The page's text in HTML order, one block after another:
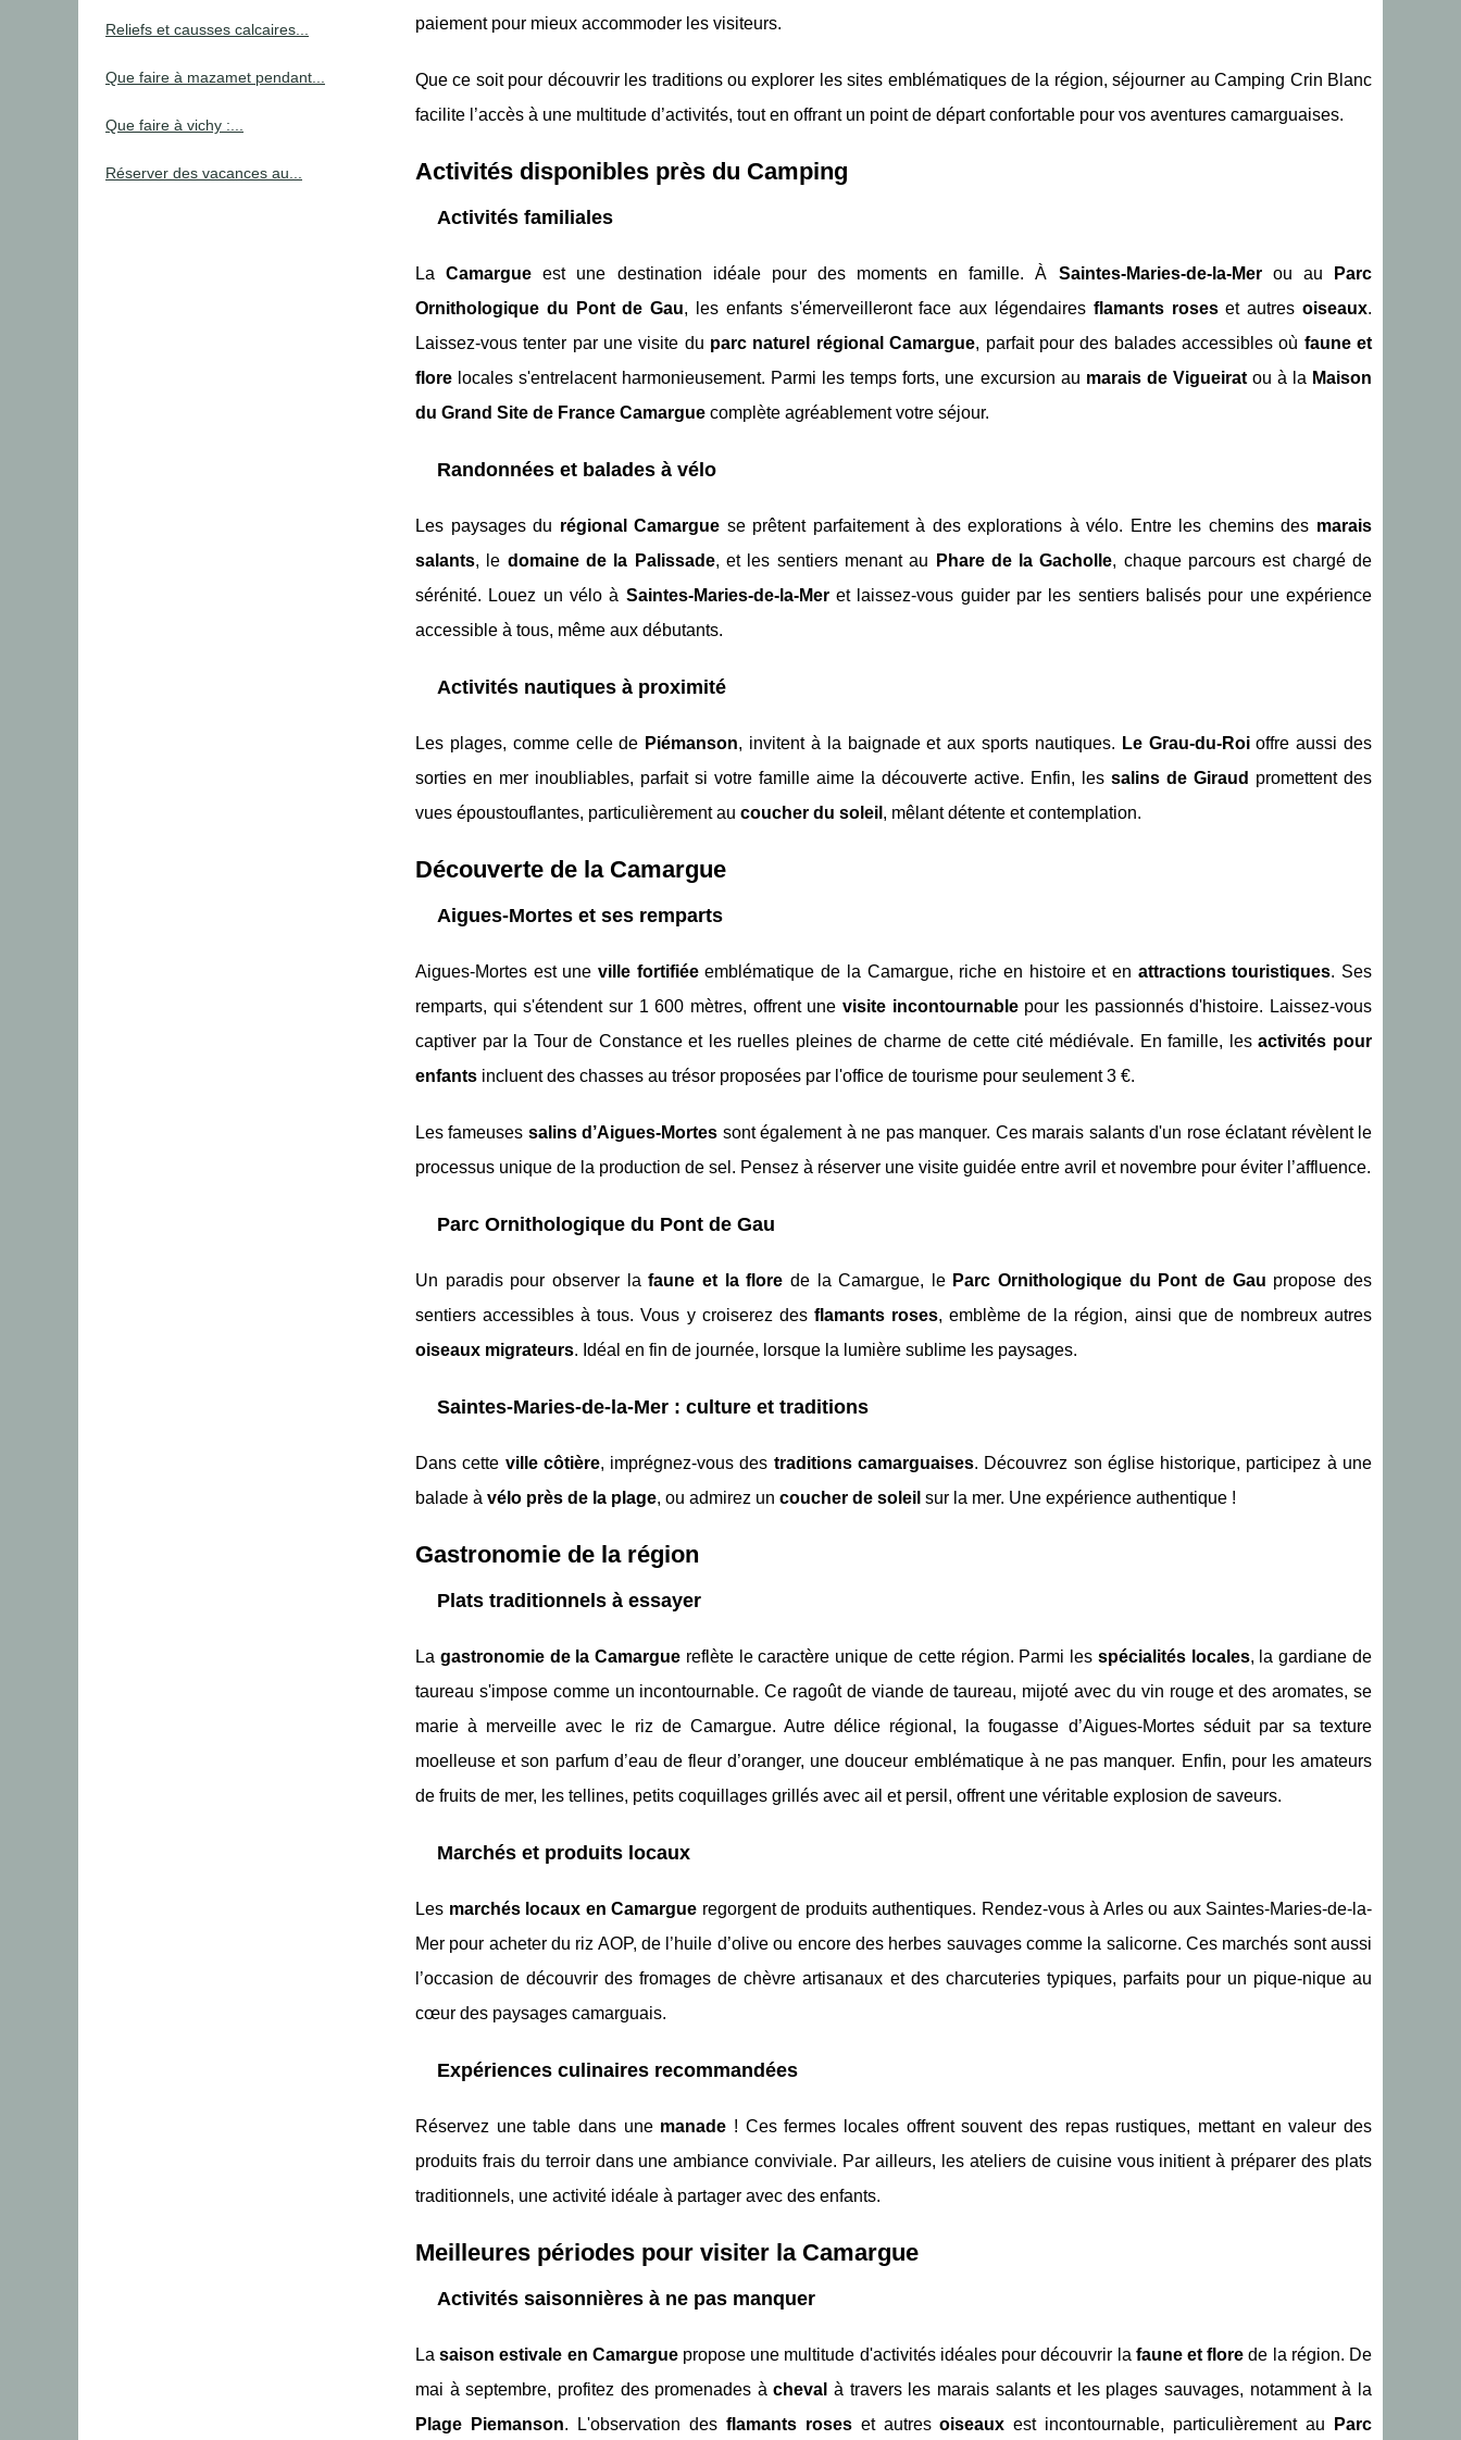
paiement pour mieux accommoder les visiteurs.
Que ce soit pour découvrir les traditions ou explorer les sites emblématiques de la région, séjourner au Camping Crin Blanc
facilite l’accès à une multitude d’activités, tout en offrant un point de départ confortable pour vos aventures camarguaises.
Activités disponibles près du Camping
Activités familiales
LaCamargue est une destination idéale pour des moments en famille. À Saintes-Maries-de-la-Merou au
Parc
Ornithologique du Pont de Gau, les enfants s'émerveilleront face aux légendaires flamants roseset autresoiseaux.
Laissez-vous tenter par une visite du parc naturel régional Camargue, parfait pour des balades accessibles où faune et
flore locales s'entrelacent harmonieusement. Parmi les temps forts, une excursion au marais de Vigueiratou à la Maison
du Grand Site de France Camargue complète agréablement votre séjour.
Randonnées et balades à vélo
Les paysages du régional Camargue se prêtent parfaitement à des explorations à vélo. Entre les chemins des marais
salants, le domaine de la Palissade, et les sentiers menant au Phare de la Gacholle, chaque parcours est chargé de
sérénité. Louez un vélo à Saintes-Maries-de-la-Meret laissez-vous guider par les sentiers balisés pour une expérience
accessible à tous, même aux débutants.
Activités nautiques à proximité
Les plages, comme celle de Piémanson, invitent à la baignade et aux sports nautiques. Le Grau-du-Roioffre aussi des
sorties en mer inoubliables, parfait si votre famille aime la découverte active. Enfin, les salins de Giraud promettent des
vues époustouflantes, particulièrement au coucher du soleil , mêlant détente et contemplation.
Découverte de la Camargue
Aigues-Mortes et ses remparts
Aigues-Mortes est uneville fortifiéeemblématique de la Camargue, riche en histoire et en attractions touristiques. Ses
remparts, qui s'étendent sur 1 600 mètres, offrent une visite incontournablepour les passionnés d'histoire. Laissez-vous
captiver par la Tour de Constance et les ruelles pleines de charme de cette cité médiévale. En famille, lesactivités pour
enfants incluent des chasses au trésor proposées par l'office de tourisme pour seulement 3 €.
Les fameuses salins d’Aigues-Mortes sont également à ne pas manquer. Ces marais salants d'un rose éclatant révèlent le
processus unique de la production de sel. Pensez à réserver une visite guidée entre avril et novembre pour éviter l’affluence.
Parc Ornithologique du Pont de Gau
Un paradis pour observer lafaune et la flore de la Camargue, le Parc Ornithologique du Pont de Gau propose des
sentiers accessibles à tous. Vous y croiserez des flamants roses, emblème de la région, ainsi que de nombreux autres
oiseaux migrateurs. Idéal en fin de journée, lorsque la lumière sublime les paysages.
Saintes-Maries-de-la-Mer : culture et traditions
Dans cette ville côtière, imprégnez-vous des traditions camarguaises. Découvrez son église historique, participez à une
balade à vélo près de la plage, ou admirez un coucher de soleil sur la mer. Une expérience authentique !
Gastronomie de la région
Plats traditionnels à essayer
La gastronomie de la Camargue reflète le caractère unique de cette région. Parmi les spécialités locales, la gardiane de
taureau s'impose comme un incontournable. Ce ragoût de viande de taureau, mijoté avec du vin rouge et des aromates, se
marie à merveille avec le riz de Camargue. Autre délice régional, la fougasse d’Aigues-Mortes séduit par sa texture
moelleuse et son parfum d’eau de fleur d’oranger, une douceur emblématique à ne pas manquer. Enfin, pour les amateurs
de fruits de mer, les tellines, petits coquillages grillés avec ail et persil, offrent une véritable explosion de saveurs.
Marchés et produits locaux
Les marchés locaux en Camargue regorgent de produits authentiques. Rendez-vous à Arles ou aux Saintes-Maries-de-la-
Mer pour acheter du riz AOP, de l’huile d’olive ou encore des herbes sauvages comme la salicorne. Ces marchés sont aussi
l’occasion de découvrir des fromages de chèvre artisanaux et des charcuteries typiques, parfaits pour un pique-nique au
cœur des paysages camarguais.
Expériences culinaires recommandées
Réservez une table dans une manade ! Ces fermes locales offrent souvent des repas rustiques, mettant en valeur des
produits frais du terroir dans une ambiance conviviale. Par ailleurs, les ateliers de cuisine vous initient à préparer des plats
traditionnels, une activité idéale à partager avec des enfants.
Meilleures périodes pour visiter la Camargue
Activités saisonnières à ne pas manquer
Lasaison estivale en Camarguepropose une multitude d'activités idéales pour découvrir la faune et flore de la région. De
mai à septembre, profitez des promenades àcheval à travers les marais salants et les plages sauvages, notamment à la
Plage Piemanson. L'observation des flamants roseset autresoiseaux est incontournable, particulièrement au Parc
Reliefs et causses calcaires...
Que faire à mazamet pendant...
Que faire à vichy :...
Réserver des vacances au...